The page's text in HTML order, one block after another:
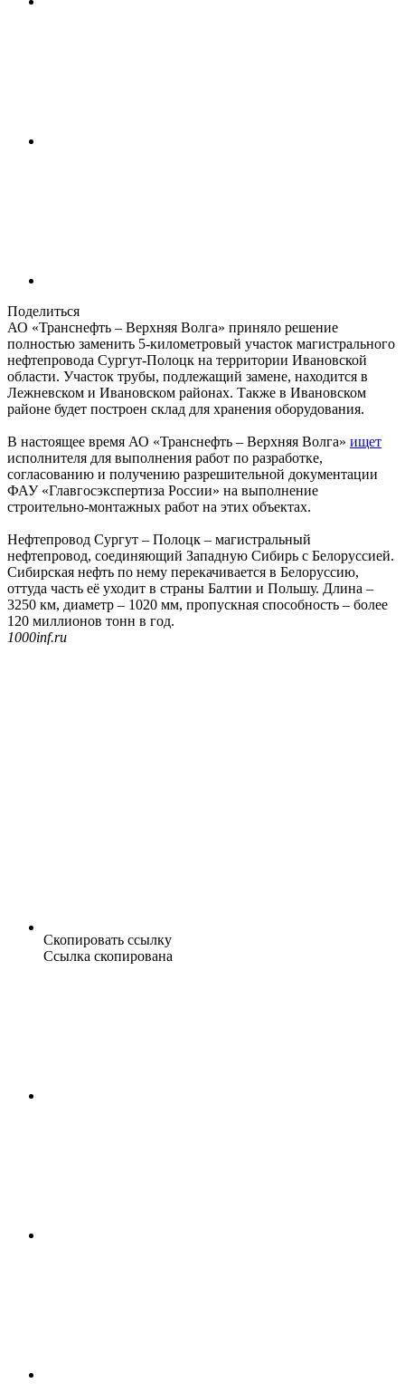
Поделиться
АО «Транснефть – Верхняя Волга» приняло решение
полностью заменить 5-километровый участок магистрального
нефтепровода Сургут-Полоцк на территории Ивановской
области. Участок трубы, подлежащий замене, находится в
Лежневском и Ивановском районах. Также в Ивановском
районе будет построен склад для хранения оборудования.
В настоящее время АО «Транснефть – Верхняя Волга» ищет
исполнителя для выполнения работ по разработке,
согласованию и получению разрешительной документации
ФАУ «Главгосэкспертиза России» на выполнение
строительно-монтажных работ на этих объектах.
Нефтепровод Сургут – Полоцк – магистральный
нефтепровод, соединяющий Западную Сибирь с Белоруссией.
Сибирская нефть по нему перекачивается в Белоруссию,
оттуда часть её уходит в страны Балтии и Польшу. Длина –
3250 км, диаметр – 1020 мм, пропускная способность – более
120 миллионов тонн в год.
1000inf.ru
Скопировать ссылку
Ссылка скопирована